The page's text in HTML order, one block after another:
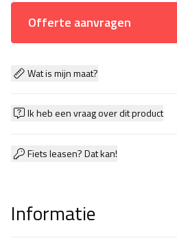
Offerte aanvragen
Wat is mijn maat?
Ik heb een vraag over dit product
Fiets leasen? Dat kan!
Informatie